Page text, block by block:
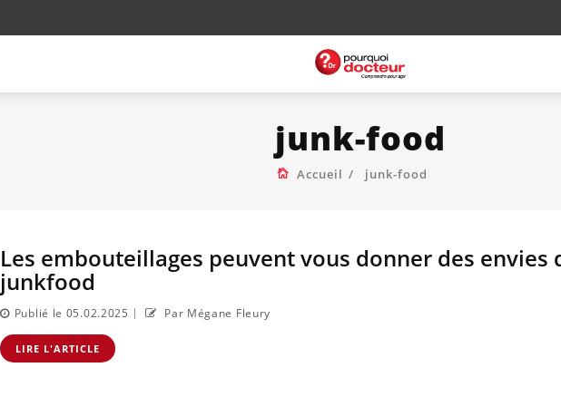
junk-food
Accueil junk-food
Les embouteillages peuvent vous donner des envies
junkfood
Publié le 05.02.2025 | Par Mégane Fleury
LIRE L'ARTICLE